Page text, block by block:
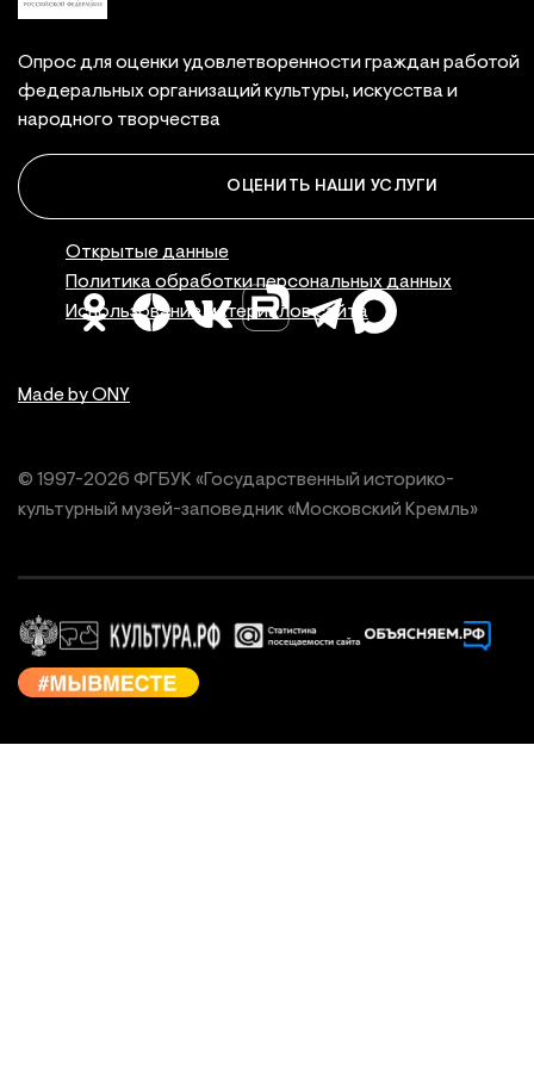
Опрос для оценки удовлетворенности граждан работой
федеральных организаций культуры, искусства и
народного творчества
ОЦЕНИТЬ НАШИ УСЛУГИ
Made by ONY
© 1997-2026 ФГБУК «Государственный историко-
культурный музей-заповедник «Московский Кремль»
Правовая
Открытые данные
Политика обработки персональных данных
Использование материалов сайта